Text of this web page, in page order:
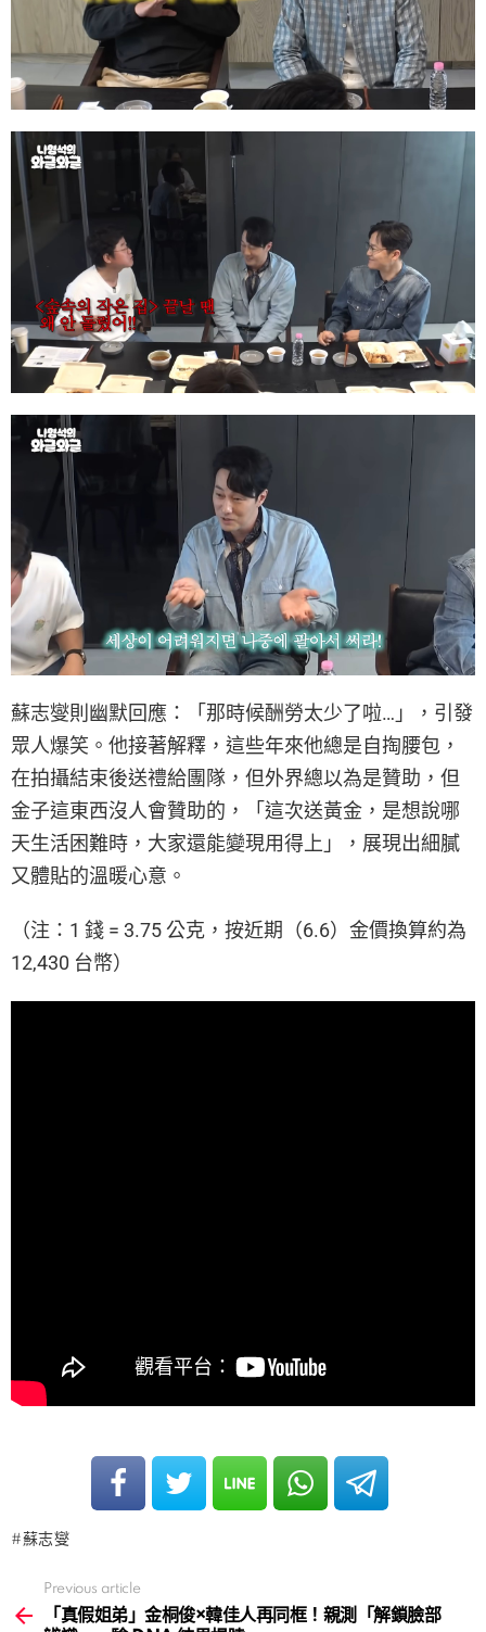
蘇志燮則幽默回應：「那時候酬勞太少了啦…」，引發
眾人爆笑。他接著解釋，這些年來他總是自掏腰包，
在拍攝結束後送禮給團隊，但外界總以為是贊助，但
金子這東西沒人會贊助的，「這次送黃金，是想說哪
天生活困難時，大家還能變現用得上」，展現出細膩
又體貼的溫暖心意。
（注：1 錢 = 3.75 公克，按近期（6.6）金價換算約為
12,430 台幣）
蘇志燮
more
Previous article
「真假姐弟」金桐俊×韓佳人再同框！親測「解鎖臉部